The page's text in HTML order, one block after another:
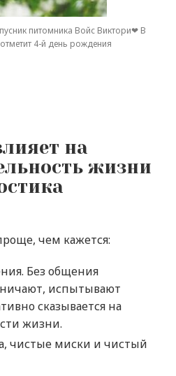
питомника Войс Виктори❤ В
4-й день рождения
на
жизни
чем кажется:
Без общения
испытывают
сказывается на
жизни.
чистые миски и чистый